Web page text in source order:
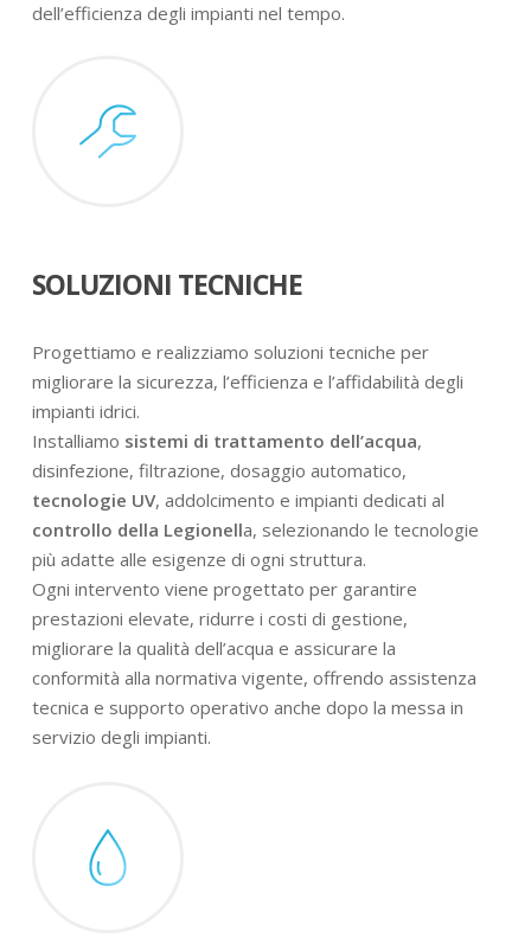
dell’efficienza degli impianti nel tempo.
SOLUZIONI TECNICHE
Progettiamo e realizziamo soluzioni tecniche per
migliorare la sicurezza, l’efficienza e l’affidabilità degli
impianti idrici.
Installiamo sistemi di trattamento dell’acqua,
disinfezione, filtrazione, dosaggio automatico,
tecnologie UV, addolcimento e impianti dedicati al
controllo della Legionella, selezionando le tecnologie
più adatte alle esigenze di ogni struttura.
Ogni intervento viene progettato per garantire
prestazioni elevate, ridurre i costi di gestione,
migliorare la qualità dell’acqua e assicurare la
conformità alla normativa vigente, offrendo assistenza
tecnica e supporto operativo anche dopo la messa in
servizio degli impianti.